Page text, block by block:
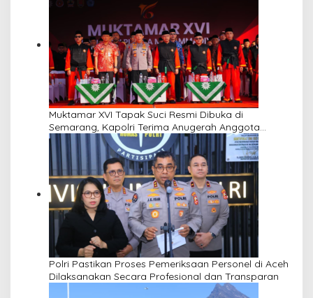
Muktamar XVI Tapak Suci Resmi Dibuka di
Semarang, Kapolri Terima Anugerah Anggota
Kehormatan
Polri Pastikan Proses Pemeriksaan Personel di Aceh
Dilaksanakan Secara Profesional dan Transparan